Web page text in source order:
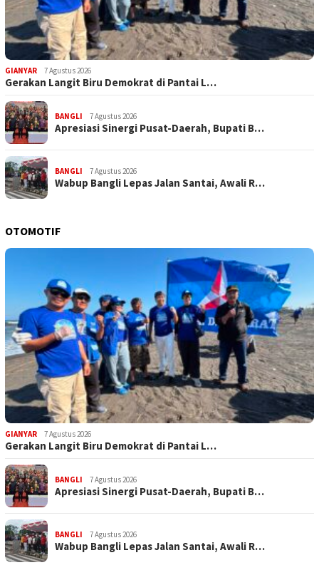
GIANYAR 7 Agustus 2026
Gerakan Langit Biru Demokrat di Pantai L…
BANGLI 7 Agustus 2026
Apresiasi Sinergi Pusat-Daerah, Bupati B…
BANGLI 7 Agustus 2026
Wabup Bangli Lepas Jalan Santai, Awali R…
OTOMOTIF
GIANYAR 7 Agustus 2026
Gerakan Langit Biru Demokrat di Pantai L…
BANGLI 7 Agustus 2026
Apresiasi Sinergi Pusat-Daerah, Bupati B…
BANGLI 7 Agustus 2026
Wabup Bangli Lepas Jalan Santai, Awali R…